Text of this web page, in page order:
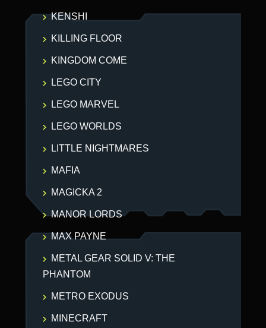
KENSHI
KILLING FLOOR
KINGDOM COME
LEGO CITY
LEGO MARVEL
LEGO WORLDS
LITTLE NIGHTMARES
MAFIA
MAGICKA 2
MANOR LORDS
MAX PAYNE
METAL GEAR SOLID V: THE
PHANTOM
METRO EXODUS
MINECRAFT